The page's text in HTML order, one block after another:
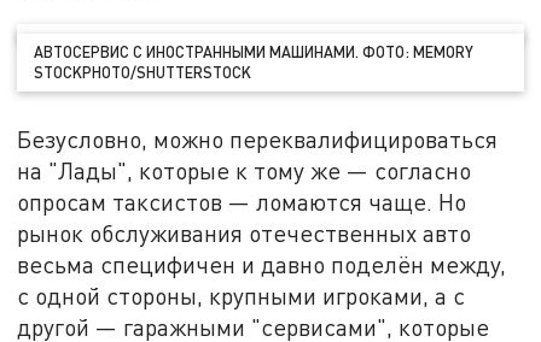
АВТОСЕРВИС С ИНОСТРАННЫМИ МАШИНАМИ. ФОТО: MEMORY
STOCKPHOTO/SHUTTERSTOCK
Безусловно, можно переквалифицироваться
на "Лады", которые к тому же — согласно
опросам таксистов — ломаются чаще. Но
рынок обслуживания отечественных авто
весьма специфичен и давно поделён между,
с одной стороны, крупными игроками, а с
другой — гаражными "сервисами", которые